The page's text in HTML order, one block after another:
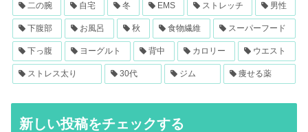
二の腕 自宅 冬 EMS ストレッチ 男性
下腹部 お風呂 秋 食物繊維 スーパーフード
下っ腹 ヨーグルト 背中 カロリー ウエスト
ストレス太り 30代 ジム 痩せる薬
新しい投稿をチェックする